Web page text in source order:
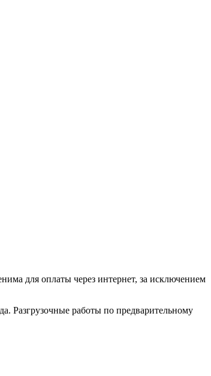
для оплаты через интернет, за исключением
Разгрузочные работы по предварительному